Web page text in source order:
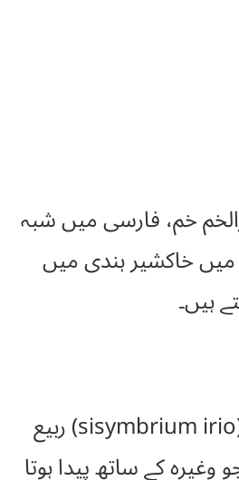
خم، فارسی میں شبہ
خاکشیر ہندی میں
ہیں۔
خوب کلاں کا پودا (sisymbrium irio) ربیع
کے ساتھ پیدا ہوتا